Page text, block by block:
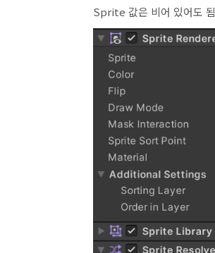
Sprite 값은 비어 있어도 됨